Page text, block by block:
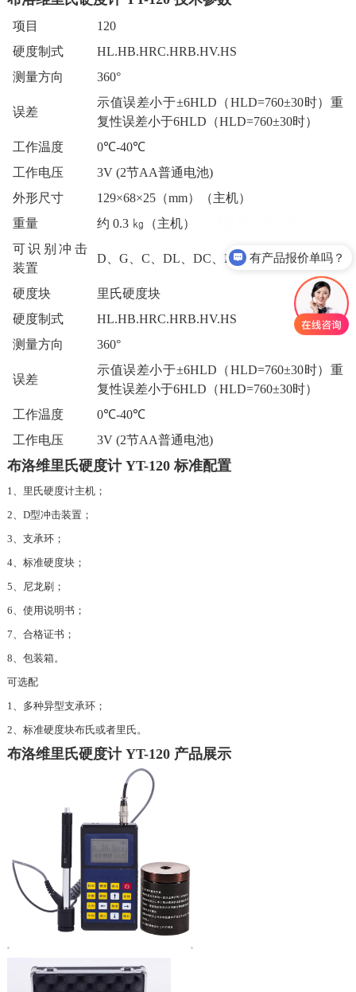
项目
120
硬度制式
HL.HB.HRC.HRB.HV.HS
测量方向
360°
误差
示值误差小于±6HLD（HLD=760±30时）重
复性误差小于6HLD（HLD=760±30时）
工作温度
0℃-40℃
工作电压
3V (2节AA普通电池)
外形尺寸
129×68×25（mm）（主机）
重量
约 0.3 ㎏（主机）
可识别冲击
装置
D、G、C、DL、DC、D+15
硬度块
里氏硬度块
硬度制式
HL.HB.HRC.HRB.HV.HS
测量方向
360°
误差
示值误差小于±6HLD（HLD=760±30时）重
复性误差小于6HLD（HLD=760±30时）
工作温度
0℃-40℃
工作电压
3V (2节AA普通电池)
布洛维里氏硬度计 YT-120 标准配置
1、里氏硬度计主机；
2、D型冲击装置；
3、支承环；
4、标准硬度块；
5、尼龙刷；
6、使用说明书；
7、合格证书；
8、包装箱。
可选配
1、多种异型支承环；
2、标准硬度块布氏或者里氏。
布洛维里氏硬度计 YT-120 产品展示
有产品报价单吗？